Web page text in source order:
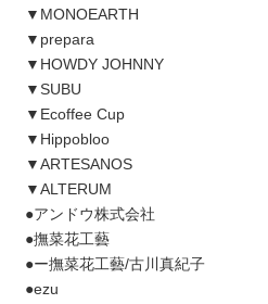
▼MONOEARTH
▼prepara
▼HOWDY JOHNNY
▼SUBU
▼Ecoffee Cup
▼Hippobloo
▼ARTESANOS
▼ALTERUM
●アンドウ株式会社
●撫菜花工藝
●ー撫菜花工藝/古川真紀子
●ezu